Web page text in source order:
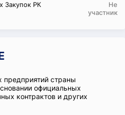
Закупок РК
Не
участник
страны
официальных
контрактов и других